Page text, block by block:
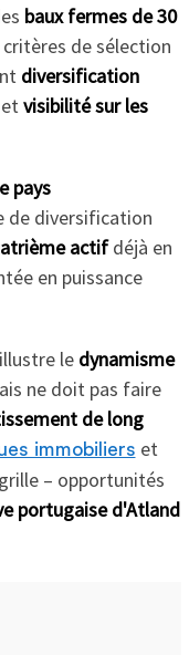
baux fermes de 30
de sélection
diversification
visibilité sur les
pays
de diversification
actifdéjà en
en puissance
le dynamisme
ne doit pas faire
de long
immobiliers et
– opportunités
portugaise d'Atland